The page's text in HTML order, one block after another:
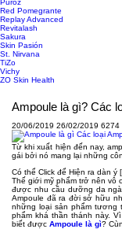
Puroz
Red Pomegrante
Replay Advanced
Revitalash
Sakura
Skin Pasión
St. Nirvana
TiZo
Vichy
ZO Skin Health
Ampoule là gì? Các
20/06/2019 26/02/2019 6274
Từ khi xuất hiện đến nay,
gái bởi nó mang lại những
Có thể Click để Hiện ra dàn ý [
Thế giới mỹ phẩm trở nên vô
được nhu cầu dưỡng da
Ampoule đã ra đời sở hữu
những loại sản phẩm tương
phẩm khá thần thánh này.
biết được Ampoule là gì?